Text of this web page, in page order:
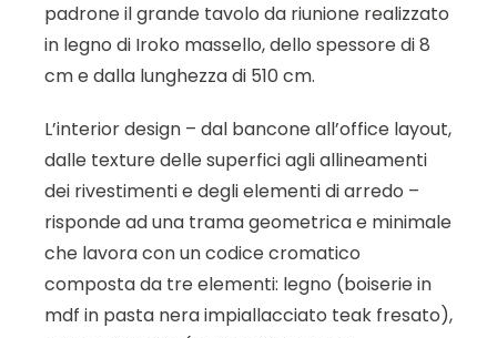
padrone il grande tavolo da riunione realizzato
in legno di Iroko massello, dello spessore di 8
cm e dalla lunghezza di 510 cm.
L’interior design – dal bancone all’office layout,
dalle texture delle superfici agli allineamenti
dei rivestimenti e degli elementi di arredo –
risponde ad una trama geometrica e minimale
che lavora con un codice cromatico
composta da tre elementi: legno (boiserie in
mdf in pasta nera impiallacciato teak fresato),